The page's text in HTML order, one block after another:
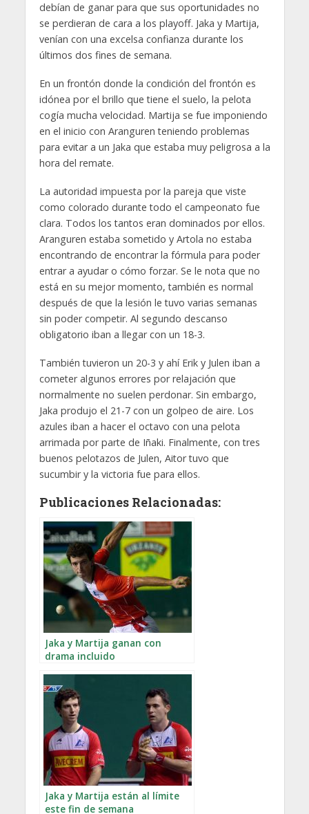
debían de ganar para que sus oportunidades no
se perdieran de cara a los playoff. Jaka y Martija,
venían con una excelsa confianza durante los
últimos dos fines de semana.
En un frontón donde la condición del frontón es
idónea por el brillo que tiene el suelo, la pelota
cogía mucha velocidad. Martija se fue imponiendo
en el inicio con Aranguren teniendo problemas
para evitar a un Jaka que estaba muy peligrosa a la
hora del remate.
La autoridad impuesta por la pareja que viste
como colorado durante todo el campeonato fue
clara. Todos los tantos eran dominados por ellos.
Aranguren estaba sometido y Artola no estaba
encontrando de encontrar la fórmula para poder
entrar a ayudar o cómo forzar. Se le nota que no
está en su mejor momento, también es normal
después de que la lesión le tuvo varias semanas
sin poder competir. Al segundo descanso
obligatorio iban a llegar con un 18-3.
También tuvieron un 20-3 y ahí Erik y Julen iban a
cometer algunos errores por relajación que
normalmente no suelen perdonar. Sin embargo,
Jaka produjo el 21-7 con un golpeo de aire. Los
azules iban a hacer el octavo con una pelota
arrimada por parte de Iñaki. Finalmente, con tres
buenos pelotazos de Julen, Aitor tuvo que
sucumbir y la victoria fue para ellos.
Publicaciones Relacionadas:
Jaka y Martija ganan con
drama incluido
Jaka y Martija están al límite
este fin de semana